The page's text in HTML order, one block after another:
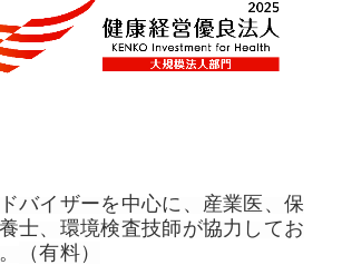
バイザーを中心に、産業医、保
士、環境検査技師が協力してお
（有料）